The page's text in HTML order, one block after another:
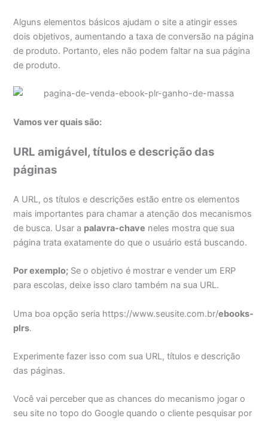
Alguns elementos básicos ajudam o site a atingir esses
dois objetivos, aumentando a taxa de conversão na página
de produto. Portanto, eles não podem faltar na sua página
de produto.
Vamos ver quais são:
URL amigável, títulos e descrição das
páginas
A URL, os títulos e descrições estão entre os elementos
mais importantes para chamar a atenção dos mecanismos
de busca. Usar a palavra-chave neles mostra que sua
página trata exatamente do que o usuário está buscando.
Por exemplo; Se o objetivo é mostrar e vender um ERP
para escolas, deixe isso claro também na sua URL.
Uma boa opção seria https://www.seusite.com.br/ebooks-
plrs.
Experimente fazer isso com sua URL, títulos e descrição
das páginas.
Você vai perceber que as chances do mecanismo jogar o
seu site no topo do Google quando o cliente pesquisar por